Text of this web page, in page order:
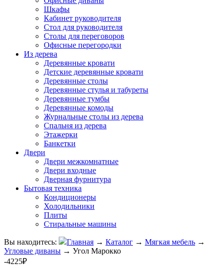
Шкафы
Кабинет руководителя
Стол для руководителя
Столы для переговоров
Офисные перегородки
Из дерева
Деревянные кровати
Детские деревянные кровати
Деревянные столы
Деревянные стулья и табуреты
Деревянные тумбы
Деревянные комоды
Журнальные столы из дерева
Спальня из дерева
Этажерки
Банкетки
Двери
Двери межкомнатные
Двери входные
Дверная фурнитура
Бытовая техника
Кондиционеры
Холодильники
Плиты
Стиральные машины
Вы находитесь: Главная → Каталог → Мягкая мебель →
Угловые диваны → Угол Марокко
-4225₽